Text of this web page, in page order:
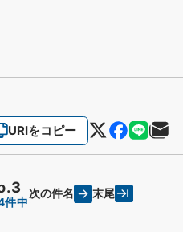
URIをコピー
件中
次の件名 末尾